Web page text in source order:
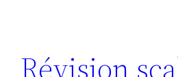
Révision